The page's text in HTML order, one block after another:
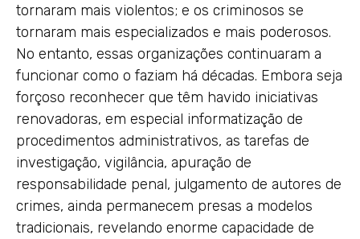
tornaram mais violentos; e os criminosos se
tornaram mais especializados e mais poderosos.
No entanto, essas organizações continuaram a
funcionar como o faziam há décadas. Embora seja
forçoso reconhecer que têm havido iniciativas
renovadoras, em especial informatização de
procedimentos administrativos, as tarefas de
investigação, vigilância, apuração de
responsabilidade penal, julgamento de autores de
crimes, ainda permanecem presas a modelos
tradicionais, revelando enorme capacidade de